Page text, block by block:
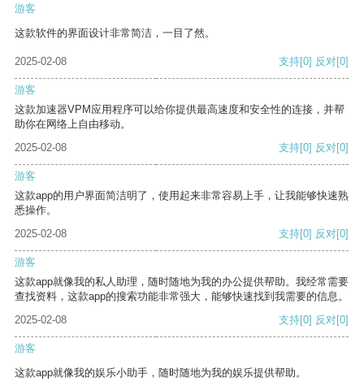
游客
这款软件的界面设计非常简洁，一目了然。
2025-02-08 支持[0] 反对[0]
游客
这款加速器VPM应用程序可以给你提供最高速度和安全性的连接，并帮
助你在网络上自由移动。
2025-02-08
支持[0] 反对[0]
游客
这款app的用户界面简洁明了，使用起来非常容易上手，让我能够快速熟
悉操作。
2025-02-08
支持[0] 反对[0]
游客
这款app就像我的私人助理，随时随地为我的办公提供帮助。我经常需要
查找资料，这款app的搜索功能非常强大，能够快速找到我需要的信息。
2025-02-08
支持[0] 反对[0]
游客
这款app就像我的娱乐小助手，随时随地为我的娱乐提供帮助。